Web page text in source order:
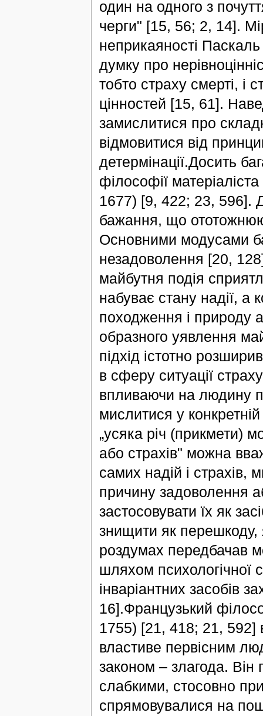
один на одного з
черги" [15, 56; 2, 14].
неприкаяності
думку про
тобто страху смерті, і
цінностей [15, 61].
замислитися про
відмовитися від
детермінації.Досить
філософії
1677) [9, 422; 23, 596].
бажання, що
Основними модусами
незадоволення [20,
майбутня подія
набуває стану надії, а
походження і природу
образного уявлення
підхід істотно
в сферу ситуації
впливаючи на людину
мислитися у
„усяка річ (прикмети)
або страхів" можна
самих надій і
причину задоволення
застосовувати їх як
знищити як перешкоду,
роздумах передбачав
шляхом психологічної
інваріантних засобів
16].Французький
1755) [21, 418; 21,
властиве первісним
законом – злагода.
слабкими, стосовно
спрямовувалися на